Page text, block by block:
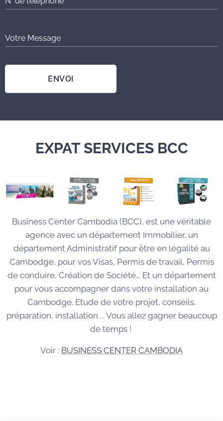
Votre Message
ENVOI
EXPAT SERVICES BCC
Business Center Cambodia (BCC), est une véritable
agence avec un département Immobilier, un
département Administratif pour être en légalité au
Cambodge, pour vos Visas, Permis de travail, Permis
de conduire, Création de Société... Et un département
pour vous accompagner dans votre installation au
Cambodge. Etude de votre projet, conseils,
préparation, installation ... Vous allez gagner beaucoup
de temps !
Voir : BUSINESS CENTER CAMBODIA